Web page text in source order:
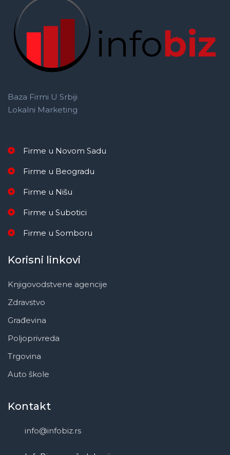
Baza Firmi U Srbiji
Lokalni Marketing
Firme u Novom Sadu
Firme u Beogradu
Firme u Nišu
Firme u Subotici
Firme u Somboru
Korisni linkovi
Knjigovodstvene agencije
Zdravstvo
Građevina
Poljoprivreda
Trgovina
Auto škole
Kontakt
info@infobiz.rs